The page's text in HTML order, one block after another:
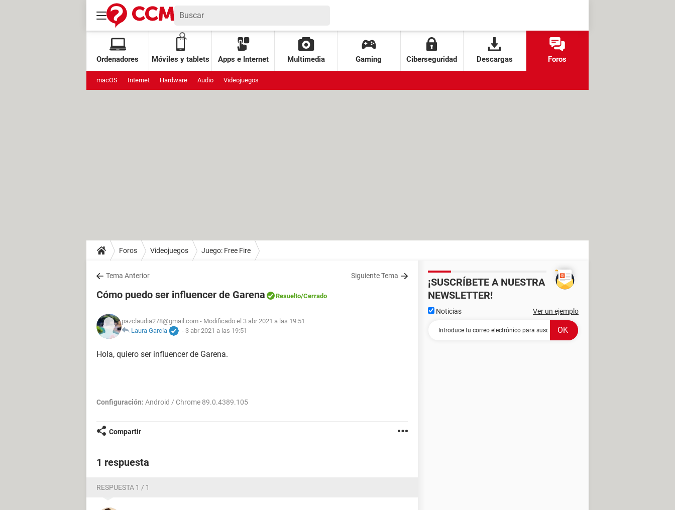
Ordenadores Móviles y tablets Apps e Internet Multimedia Gaming Ciberseguridad Descargas Foros
macOS Internet Hardware Audio Videojuegos
Foros Videojuegos Juego: Free Fire
Tema Anterior Siguiente Tema
Cómo puedo ser influencer de Garena Resuelto/Cerrado
pazclaudia278@gmail.com - Modificado el 3 abr 2021 a las 19:51
Laura García
- 3 abr 2021 a las 19:51
Hola, quiero ser influencer de Garena.
Configuración: Android / Chrome 89.0.4389.105
Compartir
1 respuesta
RESPUESTA 1 / 1
¡SUSCRÍBETE A NUESTRA
NEWSLETTER!
Noticias Ver un ejemplo